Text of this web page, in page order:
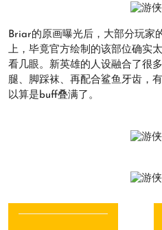
Briar的原画曝光后，大部分玩家
上，毕竟官方绘制的该部位确实
看几眼。新英雄的人设融合了很
腿、脚踩袜、再配合鲨鱼牙齿，有
以算是buff叠满了。
文